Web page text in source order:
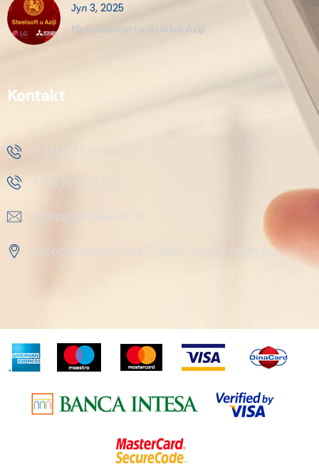
Јул 3, 2025
Naši inženjeri u dalekoj Aziji
Kontakt
+ 381 11 37 57 555
+ 381 18 41 51 230
prodaja@steelsoft.rs
Autoput za Novi Sad 71 11080, Zemun-Beograd